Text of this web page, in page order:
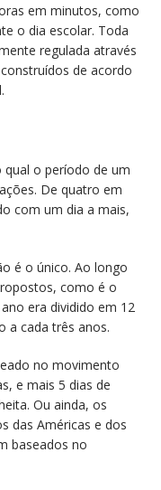
em minutos, como
o dia escolar. Toda
regulada através
de acordo
o período de um
De quatro em
com um dia a mais,
é o único. Ao longo
como é o
era dividido em 12
a cada três anos.
no movimento
e mais 5 dias de
Ou ainda, os
das Américas e dos
baseados no